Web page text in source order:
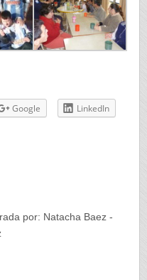
Google
LinkedIn
por: Natacha Baez -